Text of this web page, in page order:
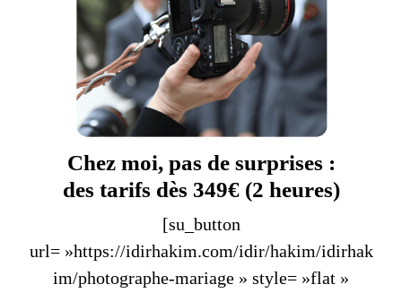
Chez moi, pas de surprises :
des tarifs dès 349€ (2 heures)
[su_button
url= »https://idirhakim.com/idir/hakim/idirhak
im/photographe-mariage » style= »flat »